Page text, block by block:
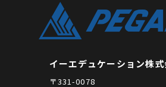
イーエデュケーション株
〒331-0078